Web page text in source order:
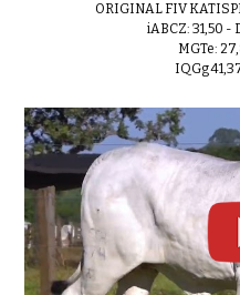
ORIGINAL FIV
iABCZ: 31,50 -
MGTe:
IQGg